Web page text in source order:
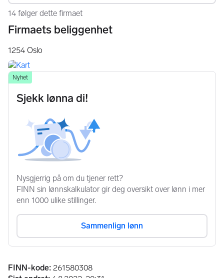
14 følger dette firmaet
Firmaets beliggenhet
1254 Oslo
Annonseinformasjon
FINN-kode: 261580308